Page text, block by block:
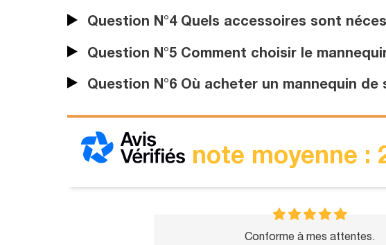
Question N°4 Quels accessoires sont
Question N°5 Comment choisir le
Question N°6 Où acheter un mannequin de
note moyenne :
Conforme à mes attentes.